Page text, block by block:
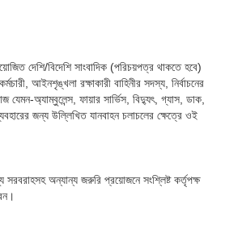
দেশি/বিদেশি সাংবাদিক (পরিচয়পত্র থাকতে হবে)
আইনশৃঙ্খলা রক্ষাকারী বাহিনীর সদস্য, নির্বাচনের
যেমন-অ্যাম্বুলেন্স, ফায়ার সার্ভিস, বিদ্যুৎ, গ্যাস, ডাক,
জন্য উল্লিখিত যানবাহন চলাচলের ক্ষেত্রে ওই
অন্যান্য জরুরি প্রয়োজনে সংশ্লিষ্ট কর্তৃপক্ষ